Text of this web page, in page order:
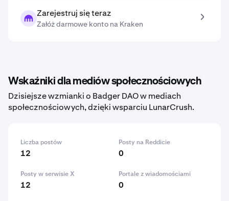
Zarejestruj się teraz
Załóż darmowe konto na Kraken
Wskaźniki dla mediów społecznościowych
Dzisiejsze wzmianki o Badger DAO w mediach
społecznościowych, dzięki wsparciu LunarCrush.
Liczba postów
12
Posty na Reddicie
0
Posty w serwisie X
12
Portale z wiadomościami
0